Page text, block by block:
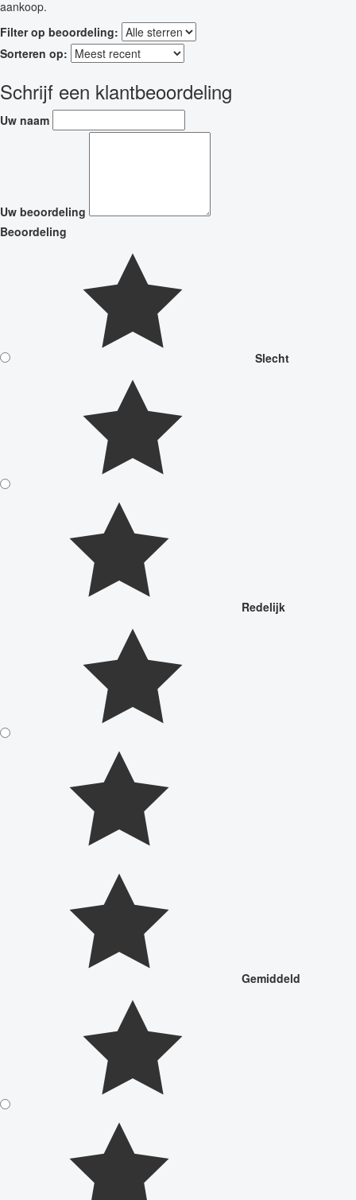
aankoop.
Filter op beoordeling:
Sorteren op:
Schrijf een klantbeoordeling
Uw naam
Uw beoordeling
Beoordeling
Slecht
Redelijk
Gemiddeld